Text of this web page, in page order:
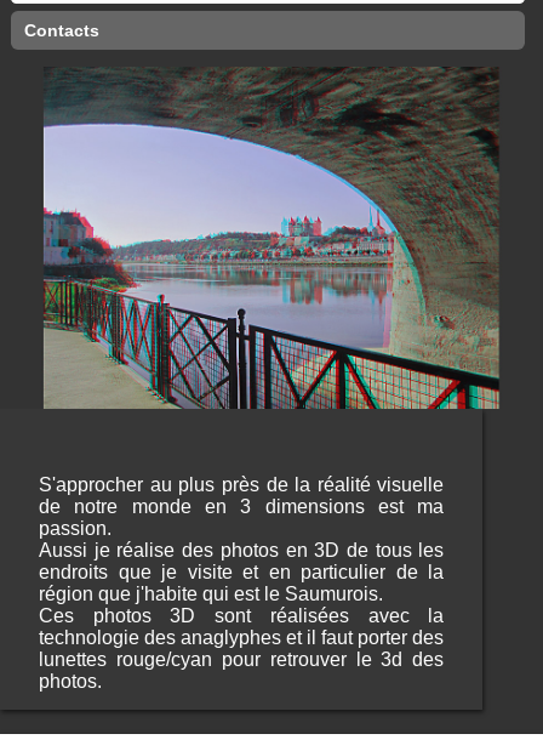
Contacts
S'approcher au plus près de la réalité visuelle
de notre monde en 3 dimensions est ma
passion.
Aussi je réalise des photos en 3D de tous les
endroits que je visite et en particulier de la
région que j'habite qui est le Saumurois.
Ces photos 3D sont réalisées avec la
technologie des anaglyphes et il faut porter des
lunettes rouge/cyan pour retrouver le 3d des
photos.